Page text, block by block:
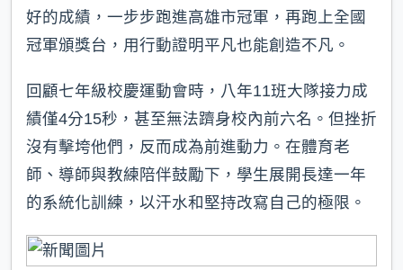
好的成績，一步步跑進高雄市冠軍，再跑上全國
冠軍頒獎台，用行動證明平凡也能創造不凡。
回顧七年級校慶運動會時，八年11班大隊接力成
績僅4分15秒，甚至無法躋身校內前六名。但挫折
沒有擊垮他們，反而成為前進動力。在體育老
師、導師與教練陪伴鼓勵下，學生展開長達一年
的系統化訓練，以汗水和堅持改寫自己的極限。